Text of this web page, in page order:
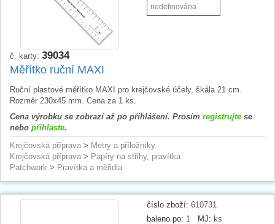
nedefinována
č. karty: 39034
Měřítko ruční MAXI
Ruční plastové měřítko MAXI pro krejčovské účely, škála 21 cm.
Rozměr 230x45 mm. Cena za 1 ks.
Cena výrobku se zobrazí až po přihlášení. Prosím registrujte se
nebo přihlaste.
Krejčovská příprava > Metry a příložníky
Krejčovská příprava > Papíry na střihy, pravítka
Patchwork > Pravítka a měřidla
číslo zboží: 610731
baleno po: 1 MJ: ks